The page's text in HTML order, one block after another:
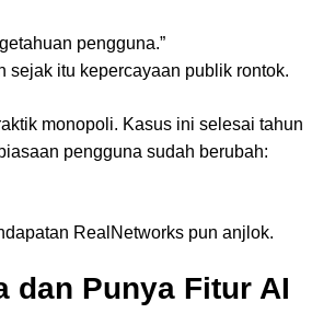
pengguna.”
sejak itu kepercayaan publik rontok.
monopoli. Kasus ini selesai tahun
pengguna sudah berubah:
RealNetworks pun anjlok.
dan Punya Fitur AI